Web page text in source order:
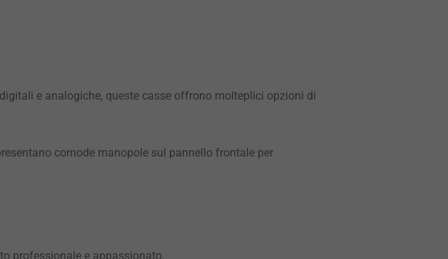
e analogiche, queste casse offrono molteplici opzioni di
comode manopole sul pannello frontale per
professionale e appassionato.